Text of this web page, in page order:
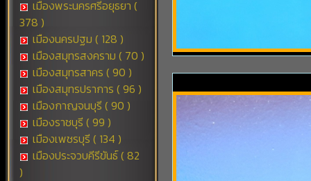
เมืองพระนครศรีอยุธยา (
378 )
เมืองนครปฐม ( 128 )
เมืองสมุทรสงคราม ( 70 )
เมืองสมุทรสาคร ( 90 )
เมืองสมุทรปราการ ( 96 )
เมืองกาญจนบุรี ( 90 )
เมืองราชบุรี ( 99 )
เมืองเพชรบุรี ( 134 )
เมืองประจวบคีรีขันธ์ ( 82
)